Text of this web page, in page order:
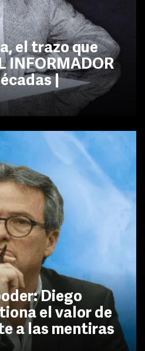
el trazo que
INFORMADOR
|
Diego
el valor de
a las mentiras